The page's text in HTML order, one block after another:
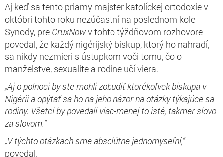
Aj keď sa tento priamy majster katolíckej ortodoxie v
októbri tohto roku nezúčastní na poslednom kole
Synody, pre CruxNowv tohto týždňovom rozhovore
povedal, že každý nigérijský biskup, ktorý ho nahradí,
sa nikdy nezmieri s ústupkom voči tomu, čo o
manželstve, sexualite a rodine učí viera.
„Aj o polnoci by ste mohli zobudiť ktorékoľvek biskupa v
Nigérii a opýtať sa ho na jeho názor na otázky týkajúce sa
rodiny. Všetci by povedali viac-menej to isté, takmer slovo
za slovom.“
„V týchto otázkach sme absolútne jednomyseľní,“
povedal.